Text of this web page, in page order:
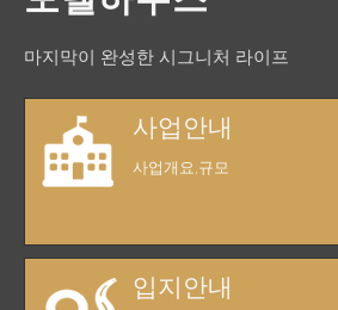
마지막이 완성한 시그니처 라이프
사업안내
사업개요,규모
입지안내